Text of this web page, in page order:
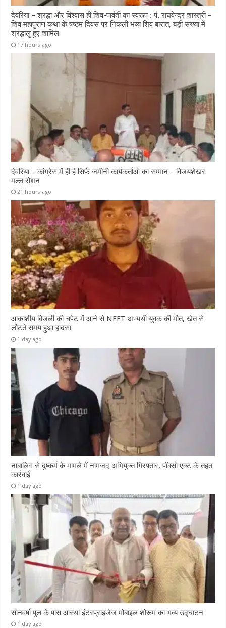
देवरिया – श्रद्धा और विश्वास ही शिव-पार्वती का स्वरूप : पं. राघवेन्द्र शास्त्री –
शिव महापुराण कथा के षष्ठम दिवस पर निकली भव्य शिव बारात, बड़ी संख्या में
श्रद्धालु हुए शामिल
17 hours ago
देवरिया – कांग्रेस में ही है सिर्फ जमीनी कार्यकर्ताओ का सम्मान – विजयशेखर
मल्ल रोशन
21 hours ago
आकाशीय बिजली की चपेट में आने से NEET अभ्यर्थी युवक की मौत, खेत से
लौटते समय हुआ हादसा
1 day ago
नाबालिग से दुष्कर्म के मामले में नामजद अभियुक्त गिरफ्तार, पॉक्सो एक्ट के तहत
कार्रवाई
1 day ago
सोनवर्षा पुल के पास आस्था इंटरप्राइजेज मोबाइल शोरूम का भव्य उद्घाटन
1 day ago